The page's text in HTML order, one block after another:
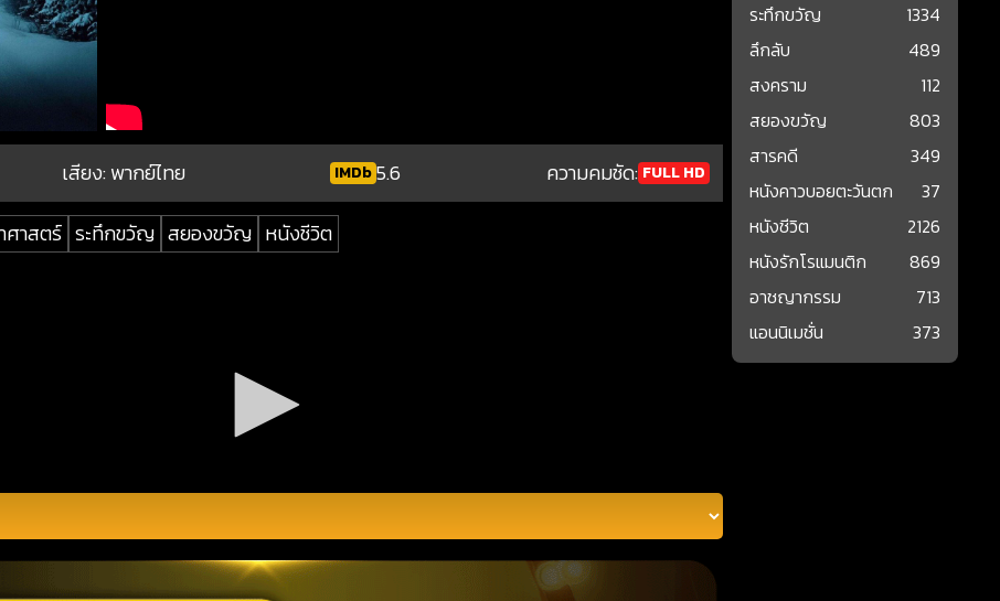
เสียง: พากย์ไทย IMDb 5.6 ความคมชัด: FULL HD
ศาสตร์ ระทึกขวัญ สยองขวัญ หนังชีวิต
ระทึกขวัญ
1334
ลึกลับ
489
สงคราม
112
สยองขวัญ
803
สารคดี
349
หนังคาวบอยตะวันตก
37
หนังชีวิต
2126
หนังรักโรแมนติก
869
อาชญากรรม
713
แอนนิเมชั่น
373